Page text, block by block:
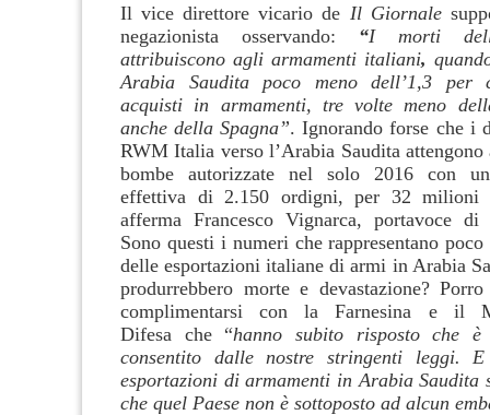
Il vice direttore vicario de Il Giornale
negazionista osservando: “I morti
attribuiscono agli armamenti italiani,
Arabia Saudita poco meno dell’1,3 per
acquisti in armamenti, tre volte meno
anche della Spagna”. Ignorando forse che i
RWM Italia verso l’Arabia Saudita attengono
bombe autorizzate nel solo 2016 con
effettiva di 2.150 ordigni, per 32 milioni
afferma Francesco Vignarca, portavoce di
Sono questi i numeri che rappresentano
delle esportazioni italiane di armi in Arabia
produrrebbero morte e devastazione?
complimentarsi con la Farnesina e il
Difesa che “hanno subito risposto che
consentito dalle nostre stringenti leggi.
esportazioni di armamenti in Arabia Saudita
che quel Paese non è sottoposto ad alcun